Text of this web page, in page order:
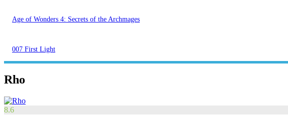
Age of Wonders 4: Secrets of the Archmages
007 First Light
Rho
8.6